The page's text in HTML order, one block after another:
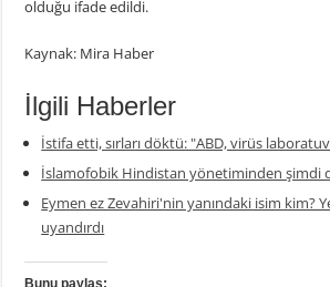
olduğu ifade edildi.
Kaynak: Mira Haber
İlgili Haberler
İstifa etti, sırları döktü: "ABD, virüs
İslamofobik Hindistan yönetiminden şimdi
Eymen ez Zevahiri'nin yanındaki isim kim?
uyandırdı